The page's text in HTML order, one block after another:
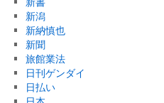
新潟
新納慎也
新聞
旅館業法
日刊ゲンダイ
日払い